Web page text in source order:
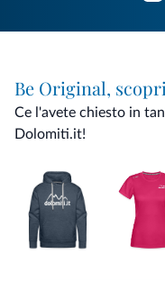
Be Original,
Ce l'avete chiesto in
Dolomiti.it!